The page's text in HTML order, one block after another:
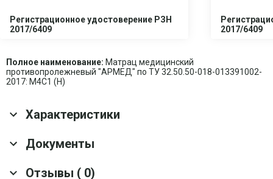
Регистрационное удостоверение РЗН
2017/6409
2017/6409
Полное наименование: Матрац медицинский
противопролежневый "АРМЕД" по ТУ 32.50.50-018-013391002-
2017: М4С1 (Н)
Характеристики
Основные характеристики
Документы
Скачать все документы
Отзывы ( 0)